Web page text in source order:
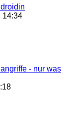
14:34
- nur was